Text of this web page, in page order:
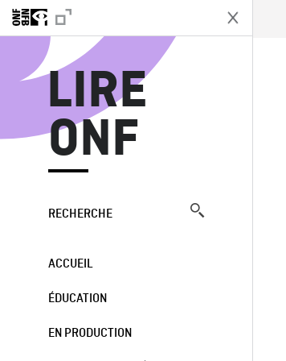
LIRE
ONF
RECHERCHE
ACCUEIL
ÉDUCATION
EN PRODUCTION